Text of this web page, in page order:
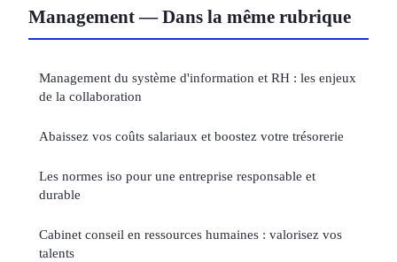
Management — Dans la même rubrique
Management du système d'information et RH : les enjeux
de la collaboration
Abaissez vos coûts salariaux et boostez votre trésorerie
Les normes iso pour une entreprise responsable et
durable
Cabinet conseil en ressources humaines : valorisez vos
talents